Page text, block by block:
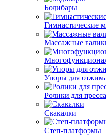
Бодибары
Гимнастические
Массажные
Упоры для
Ролики для пресса
Скакалки
Степ-платформы